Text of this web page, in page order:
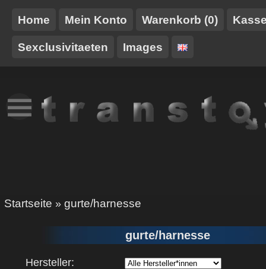
Home Mein Konto Warenkorb (0)
Sexclusivitaeten Images
NEUES
TT-
TRANSTOY
GURTE/HARNESSE
Startseite » gurte/harnesse
gurte/harnesse
Hersteller: